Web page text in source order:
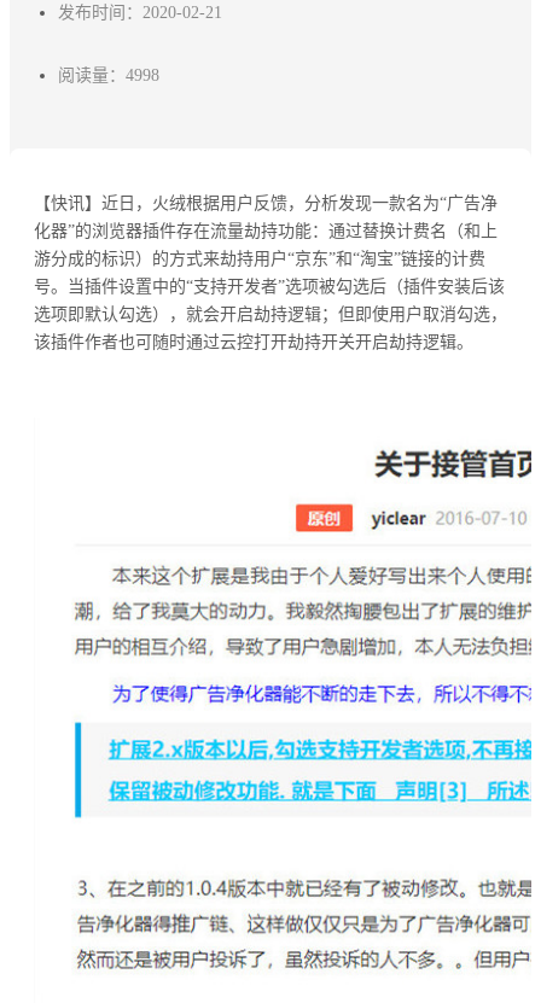
发布时间：2020-02-21
阅读量：4998
【快讯】近日，火绒根据用户反馈，分析发现一款名为“广告净
化器”的浏览器插件存在流量劫持功能：通过替换计费名（和上
游分成的标识）的方式来劫持用户“京东”和“淘宝”链接的计费
号。当插件设置中的“支持开发者”选项被勾选后（插件安装后该
选项即默认勾选），就会开启劫持逻辑；但即使用户取消勾选，
该插件作者也可随时通过云控打开劫持开关开启劫持逻辑。